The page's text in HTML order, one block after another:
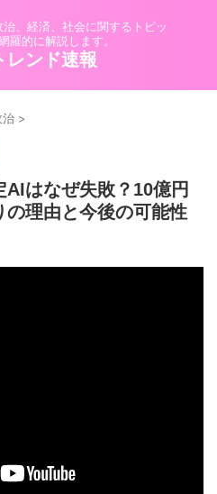
、経済、社会に関するトピッ
羅的に解説します。
レンド速報
治 >
AIはなぜ失敗？10億円
理由と今後の可能性